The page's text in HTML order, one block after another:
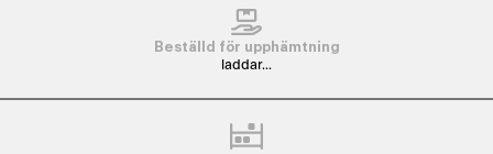
Beställd för upphämtning
laddar...